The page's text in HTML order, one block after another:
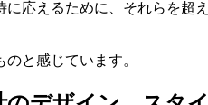
応えるために、それらを超
と感じています。